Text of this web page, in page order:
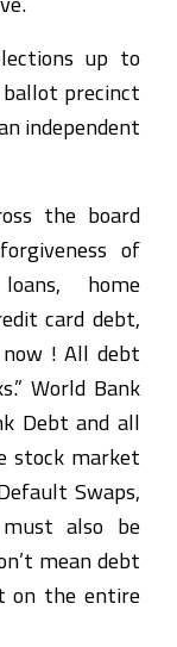
up to
precinct
independent
the board
of
home
card debt,
! All debt
World Bank
Debt and all
stock market
Swaps,
also be
mean debt
on the entire